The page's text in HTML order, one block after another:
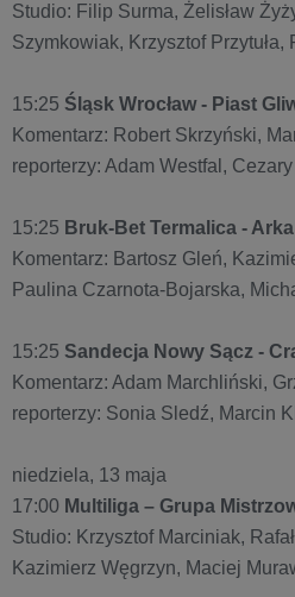
Studio: Filip Surma, Żelisław
Szymkowiak, Krzysztof Przytuła,
15:25 Śląsk Wrocław - Piast
Komentarz: Robert Skrzyński,
reporterzy: Adam Westfal,
15:25 Bruk-Bet Termalica -
Komentarz: Bartosz Gleń,
Paulina Czarnota-Bojarska,
15:25 Sandecja Nowy Sącz -
Komentarz: Adam Marchliński,
reporterzy: Sonia Sledź, Marcin
niedziela, 13 maja
17:00 Multiliga – Grupa
Studio: Krzysztof Marciniak,
Kazimierz Węgrzyn, Maciej